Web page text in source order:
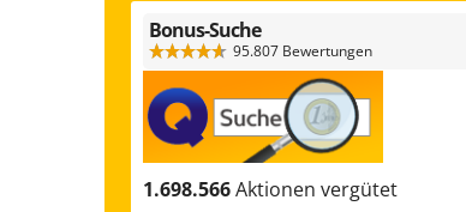
Bonus-Suche
95.807 Bewertungen
1.698.566Aktionen vergütet